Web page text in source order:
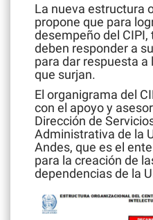
La nueva estructura
propone que para
desempeño del
deben responder a
para dar respuesta
que surjan.
El organigrama del
con el apoyo y
Dirección de
Administrativa de la
Andes, que es el
para la creación de
dependencias de la